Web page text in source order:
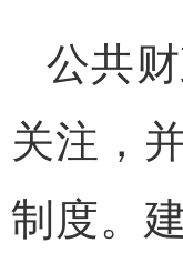
公共
关注，
制度。